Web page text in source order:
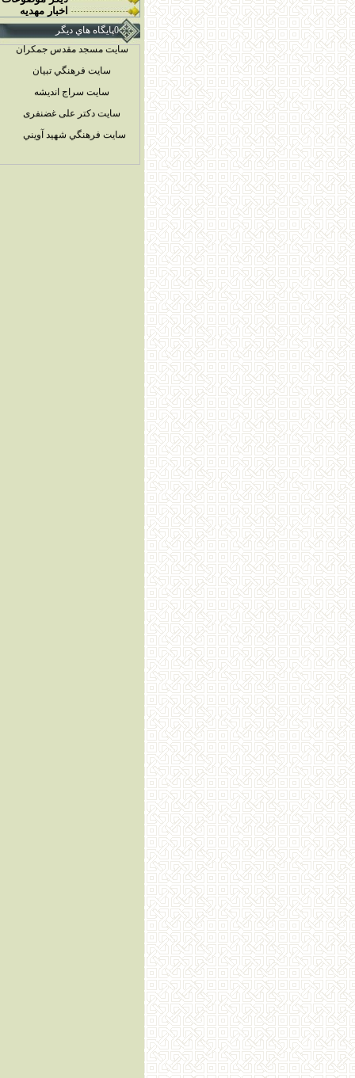
اخبار مهديه
0پايگاه هاي ديگر
سایت مسجد مقدس جمکران
سايت فرهنگي تبيان
سايت سراج انديشه
سایت دکتر علی غضنفری
سايت فرهنگي شهيد آويني